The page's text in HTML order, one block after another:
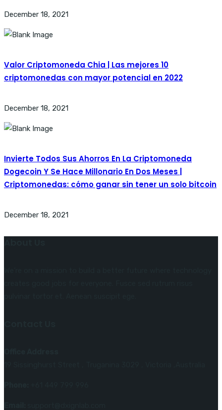
December 18, 2021
Valor Criptomoneda Chia | Las mejores 10
criptomonedas con mayor potencial en 2022
December 18, 2021
Invierte Todos Sus Ahorros En La Criptomoneda
Dogecoin Y Se Hace Millonario En Dos Meses |
Criptomonedas: cómo ganar sin tener un solo bitcoin
December 18, 2021